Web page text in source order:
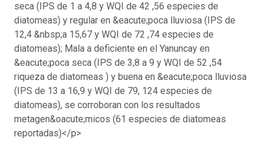
seca (IPS de 1 a 4,8 y WQI de 42 ,56 especies de
diatomeas) y regular en &eacute;poca lluviosa (IPS de
12,4 &nbsp;a 15,67 y WQI de 72 ,74 especies de
diatomeas); Mala a deficiente en el Yanuncay en
&eacute;poca seca (IPS de 3,8 a 9 y WQI de 52 ,54
riqueza de diatomeas ) y buena en &eacute;poca lluviosa
(IPS de 13 a 16,9 y WQI de 79, 124 especies de
diatomeas), se corroboran con los resultados
metagen&oacute;micos (61 especies de diatomeas
reportadas)</p>